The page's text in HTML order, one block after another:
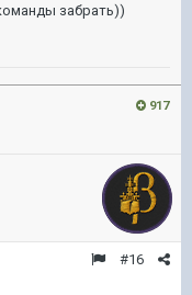
забрать))
917
#16